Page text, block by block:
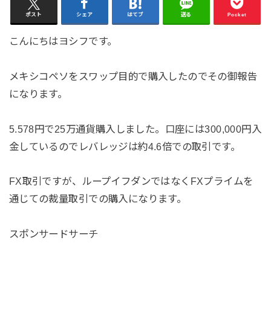
ポスト シェア はてブ 送る Pocket
こんにちはヨシフです。
メキシコペソをスワップ目的で購入したのでその御報告
になります。
5.578円で25万通貨購入しました。口座には300,000円入
金しているのでレバレッジは約4.6倍での取引です。
FX取引ですが、ループイフダンではなくFXプライムを
通じての裁量取引での購入になります。
スポンサードサーチ